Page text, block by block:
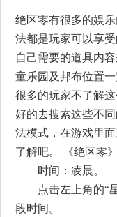
绝区零有很多的娱
法都是玩家可以享
自己需要的道具内
童乐园及邦布位置
很多的玩家不了解
好的去搜索这些不
法模式，在游戏里
了解吧。 《绝区零
时间：凌晨。
点击左上角的“
段时间。